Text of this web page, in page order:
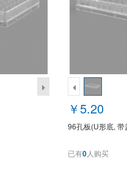
￥5.20
96孔板(U形底, 带
已有0人购买